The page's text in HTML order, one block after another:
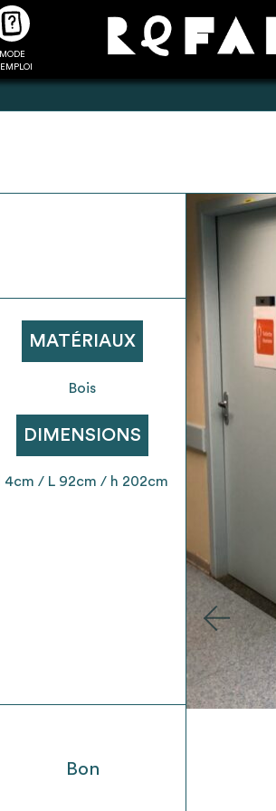
MODE
ma liste
Transmettre sa liste de
manifestation d'intérêt pour
les matériaux sélectionnés
ne vaut aucunement réservation.
MATÉRIAUX
Bois
DIMENSIONS
l 4cm / L 92cm / h 202cm
Bon